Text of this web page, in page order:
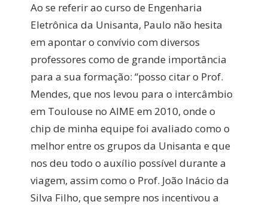
Ao se referir ao curso de Engenharia
Eletrônica da Unisanta, Paulo não hesita
em apontar o convívio com diversos
professores como de grande importância
para a sua formação: “posso citar o Prof.
Mendes, que nos levou para o intercâmbio
em Toulouse no AIME em 2010, onde o
chip de minha equipe foi avaliado como o
melhor entre os grupos da Unisanta e que
nos deu todo o auxílio possível durante a
viagem, assim como o Prof. João Inácio da
Silva Filho, que sempre nos incentivou a